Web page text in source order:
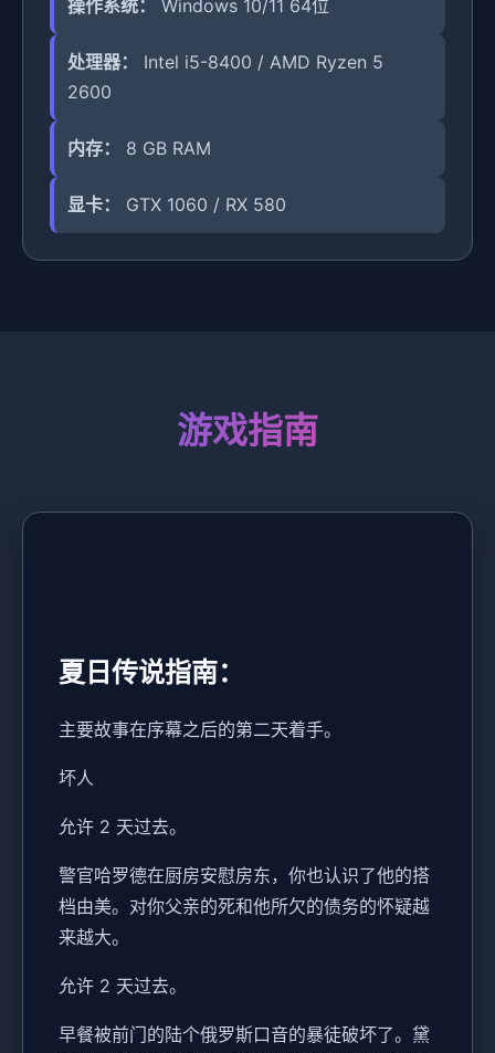
操作系统： Windows 10/11 64位
处理器：
Intel i5-8400 / AMD Ryzen 5
2600
内存： 8 GB RAM
显卡： GTX 1060 / RX 580
游戏指南
夏日传说指南：
主要故事在序幕之后的第二天着手。
坏人
允许 2 天过去。
警官哈罗德在厨房安慰房东，你也认识了他的搭
档由美。对你父亲的死和他所欠的债务的怀疑越
来越大。
允许 2 天过去。
早餐被前门的陆个俄罗斯口音的暴徒破坏了。黛